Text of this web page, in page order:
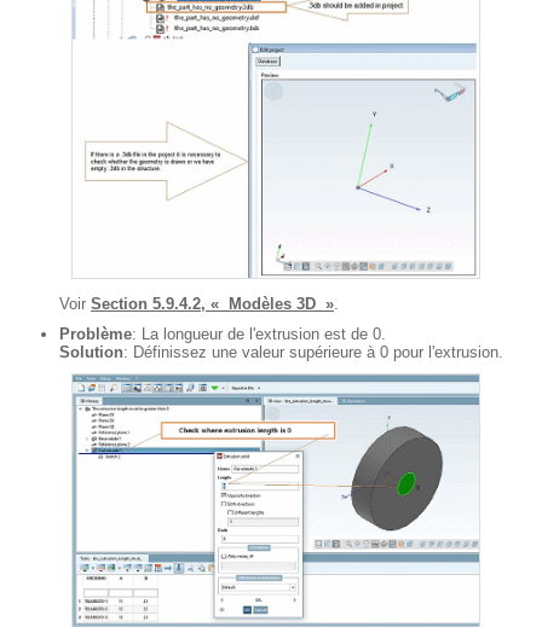
Voir Section 5.9.4.2, « Modèles 3D »
Problème: La longueur de l'extrusion est de 0.
Solution: Définissez une valeur supérieure à 0 pour l'extrusion.